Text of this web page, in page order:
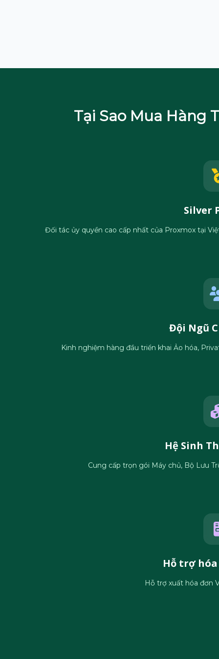
Tại Sao Mua Hàng
Silver
Đối tác ủy quyền cao cấp nhất của Proxmox tại
Đội Ngũ
Kinh nghiệm hàng đầu triển khai Ảo hóa,
Hệ Sinh
Cung cấp trọn gói Máy chủ, Bộ Lưu
Hỗ trợ
Hỗ trợ xuất hóa đơn